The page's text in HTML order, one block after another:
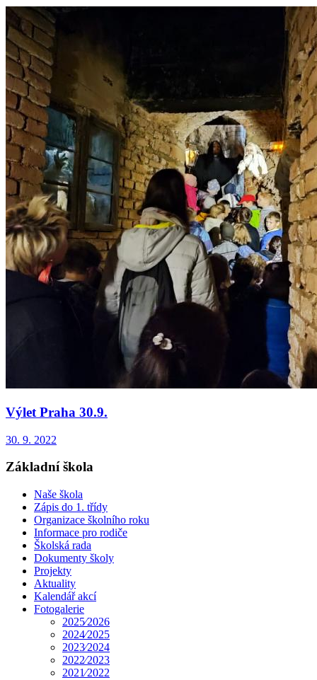
Výlet Praha 30.9.
30. 9. 2022
Základní škola
Naše škola
Zápis do 1. třídy
Organizace školního roku
Informace pro rodiče
Školská rada
Dokumenty školy
Projekty
Aktuality
Kalendář akcí
Fotogalerie
2025⁄2026
2024⁄2025
2023⁄2024
2022⁄2023
2021⁄2022